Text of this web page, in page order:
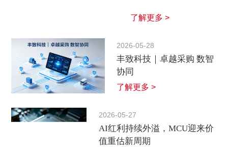
了解更多 >
2026-05-28
丰致科技｜卓越采购 数智
协同
了解更多 >
2026-05-27
AI红利持续外溢，MCU迎来价
值重估新周期